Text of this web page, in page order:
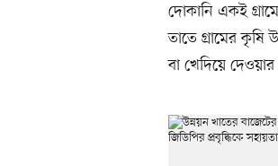
দোকানি একই
তাতে গ্রামের কৃষি
বা খেদিয়ে